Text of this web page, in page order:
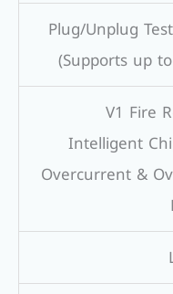
10,000+ Plug/Unplug
(Supports up
V1 Fire
Intelligent
Overcurrent &